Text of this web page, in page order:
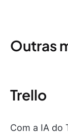
Outras
Trello
Com a IA do